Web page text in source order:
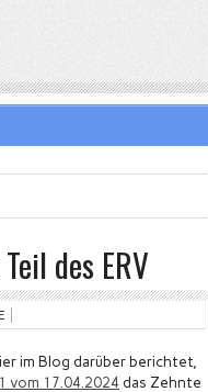
des ERV
im Blog darüber berichtet,
vom 17.04.2024 das Zehnte